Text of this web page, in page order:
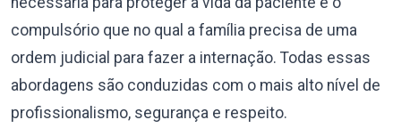
compulsório que no qual a família precisa de uma
ordem judicial para fazer a internação. Todas essas
abordagens são conduzidas com o mais alto nível de
profissionalismo, segurança e respeito.